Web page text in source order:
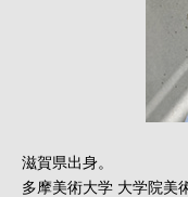
滋賀県出身。
多摩美術大学 大学院美